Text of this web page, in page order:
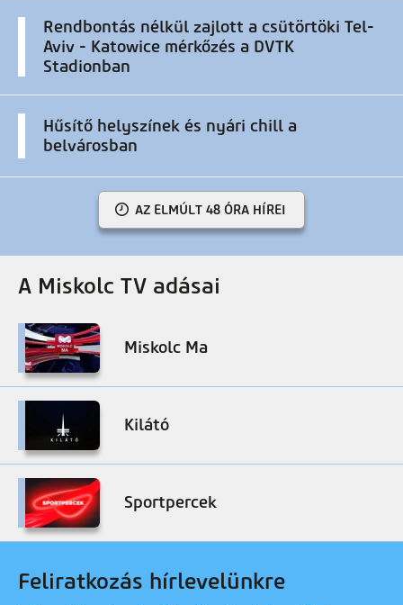
Rendbontás nélkül zajlott a csütörtöki Tel-
Aviv - Katowice mérkőzés a DVTK
Stadionban
Hűsítő helyszínek és nyári chill a
belvárosban
AZ ELMÚLT 48 ÓRA HÍREI
A Miskolc TV adásai
Miskolc Ma
Kilátó
Sportpercek
Feliratkozás hírlevelünkre